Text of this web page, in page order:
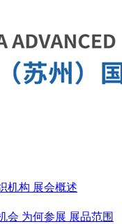
机构 展会概述
会 为何参展 展品范围